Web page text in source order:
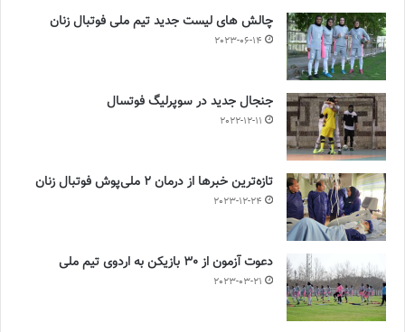
چالش هاى ليست جدید تيم ملى فوتبال زنان
2023-06-14
جنجال جدید در سوپرلیگ فوتسال
2022-12-11
تازه‌ترین خبرها از درمان ۲ ملی‌پوش فوتبال زنان
2023-12-24
دعوت آزمون از 30 بازیکن به اردوی تیم ملی
2023-03-21